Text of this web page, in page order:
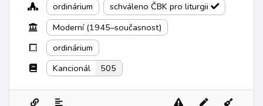
ordinárium
schváleno ČBK pro liturgii
Moderní (1945–současnost)
ordinárium
Kancionál
505